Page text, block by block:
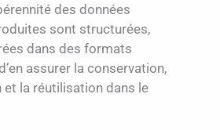
des données
sont structurées,
dans des formats
assurer la conservation,
et la réutilisation dans le